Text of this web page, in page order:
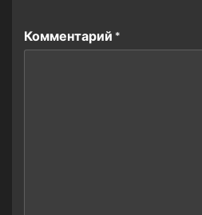
Комментарий *